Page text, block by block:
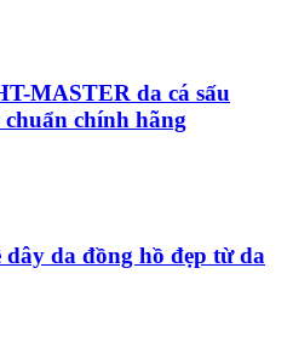
MASTER da cá sấu
chính hãng
da đồng hồ đẹp từ da